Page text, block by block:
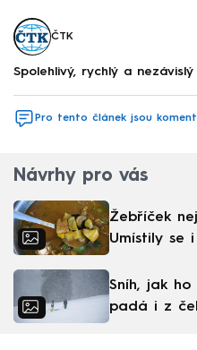
ČTK
Spolehlivý, rychlý a
Pro tento článek jsou
Návrhy pro vás
Žebříček
Umístily se
Sníh, jak ho
padá i z